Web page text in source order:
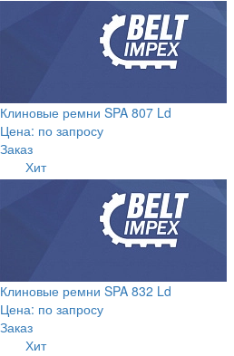
Клиновые ремни SPA 807 Ld
Цена: по запросу
Заказ
Хит
Клиновые ремни SPA 832 Ld
Цена: по запросу
Заказ
Хит